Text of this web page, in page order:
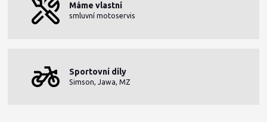
Máme vlastní
smluvní motoservis
Sportovní díly
Simson, Jawa, MZ